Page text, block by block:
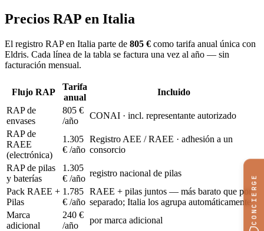
Precios RAP en Italia
El registro RAP en Italia parte de 805 € como tarifa anual única con
Eldris. Cada línea de la tabla se factura una vez al año — sin
facturación mensual.
Flujo RAP
Tarifa
anual
Incluido
RAP de
envases
805 €
/año
CONAI · incl. representante autorizado
RAP de
RAEE
(electrónica)
1.305
€ /año
Registro AEE / RAEE · adhesión a un
consorcio
RAP de pilas
y baterías
1.305
€ /año
registro nacional de pilas
Pack RAEE +
Pilas
1.785
€ /año
RAEE + pilas juntos — más barato que por
separado; Italia los agrupa automáticamente
Marca
adicional
240 €
/año
por marca adicional CONCIERGE